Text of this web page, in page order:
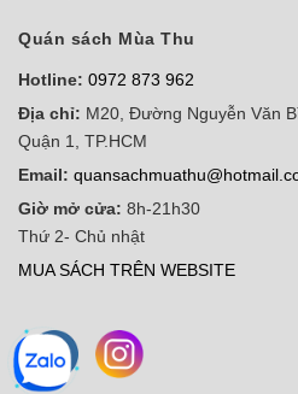
Quán sách Mùa Thu
Hotline: 0972 873 962
Địa chỉ: M20, Đường Nguyễn Văn
Quận 1, TP.HCM
Email:
Giờ mở cửa: 8h-21h30
Thứ 2- Chủ nhật
MUA SÁCH TRÊN WEBSITE